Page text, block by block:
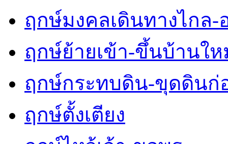
ฤกษ์มงคลเดินทางไกล-
ฤกษ์ย้ายเข้า-ขึ้นบ้านใ
ฤกษ์กระทบดิน-ขุดดินก่
ฤกษ์ตั้งเตียง